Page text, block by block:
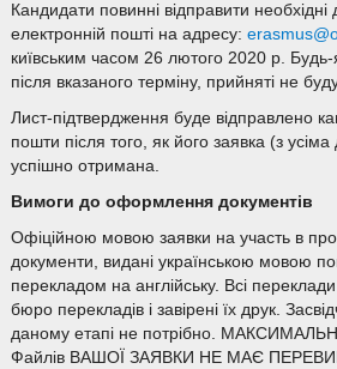
Кандидати повинні відправити
електронній пошті на адресу:
київським часом 26 лютого 2020 р. Будь-
після вказаного терміну, прийняті не
Лист-підтвердження буде відправлено
пошти після того, як його заявка (з
успішно отримана.
Вимоги до оформлення документів
Офіційною мовою заявки на участь в
документи, видані українською мовою
перекладом на англійську. Всі
бюро перекладів і завірені їх друк.
даному етапі не потрібно.
Файлів ВАШОЇ ЗАЯВКИ НЕ МАЄ